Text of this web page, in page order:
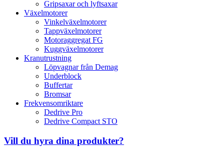
Gripsaxar och lyftsaxar
Växelmotorer
Vinkelväxelmotorer
Tappväxelmotorer
Motoraggregat FG
Kuggväxelmotorer
Kranutrustning
Löpvagnar från Demag
Underblock
Buffertar
Bromsar
Frekvensomriktare
Dedrive Pro
Dedrive Compact STO
Vill du hyra dina produkter?